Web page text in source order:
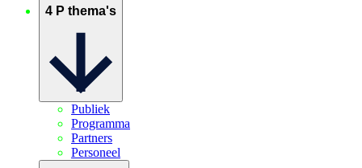
4 P thema's
Publiek
Programma
Partners
Personeel